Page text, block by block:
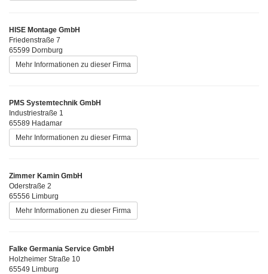
HISE Montage GmbH
Friedenstraße 7
65599 Dornburg
Mehr Informationen zu dieser Firma
PMS Systemtechnik GmbH
Industriestraße 1
65589 Hadamar
Mehr Informationen zu dieser Firma
Zimmer Kamin GmbH
Oderstraße 2
65556 Limburg
Mehr Informationen zu dieser Firma
Falke Germania Service GmbH
Holzheimer Straße 10
65549 Limburg